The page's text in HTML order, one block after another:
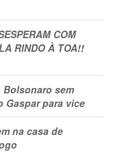
COM
RINDO À TOA!!
sem
Gaspar para vice
na casa de